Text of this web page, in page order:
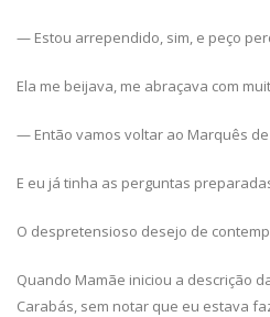
— Estou arrependido, sim, e peço
Ela me beijava, me abraçava com
— Então vamos voltar ao Marquês
E eu já tinha as perguntas
O despretensioso desejo de
Quando Mamãe iniciou a descrição
Carabás, sem notar que eu estava